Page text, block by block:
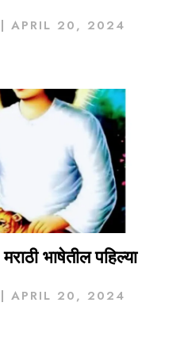
APRIL 20, 2024
भाषेतील पहिल्या
APRIL 20, 2024